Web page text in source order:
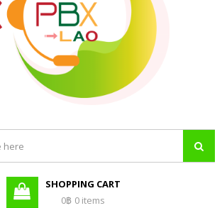
PBX LAO, IP-
PBX LAO,
PABX LAO,
NETWORK
SHOPPING CART
0฿ 0 items